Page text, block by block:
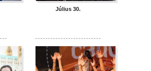
Július 30.